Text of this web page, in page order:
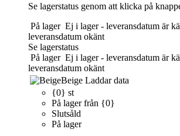
Se lagerstatus genom att klicka på
På lager Ej i lager - leveransdatum är
leveransdatum okänt
Se lagerstatus
På lager Ej i lager - leveransdatum är
leveransdatum okänt
Beige Laddar data
{0} st
På lager från {0}
Slutsåld
På lager